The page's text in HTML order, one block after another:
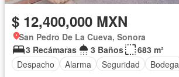
$ 12,400,000 MXN
San Pedro De La Cueva, Sonora
3 Recámaras
3 Baños
683 m²
Despacho
Alarma Seguridad Bodega